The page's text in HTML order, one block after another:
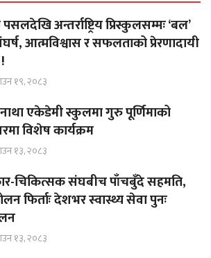
अन्तर्राष्ट्रिय प्रिस्कुलसम्मः ‘बल’
आत्मविश्वास र सफलताको प्रेरणादायी
!
१९, २०८३
एकेडेमी स्कुलमा गुरु पूर्णिमाको
विशेष कार्यक्रम
१३, २०८३
चिकित्सक संघबीच पाँचबुँदे सहमति,
फिर्ताः देशभर स्वास्थ्य सेवा पुनः
१३, २०८३